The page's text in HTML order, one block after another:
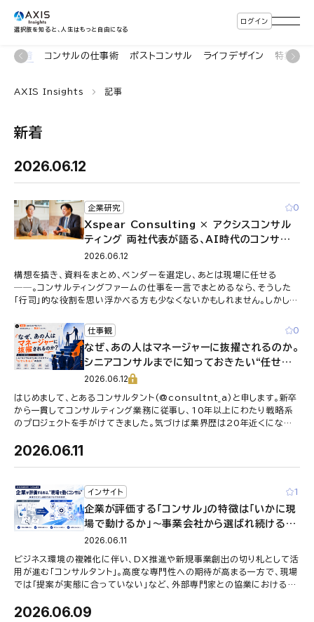
選択肢を知ると、人生はもっと自由になる
ログイン
新着 コンサルの仕事術 ポストコンサル ライフデザイン 特集・連
AXIS Insights 記事
新着
2026.06.12
企業研究 0
Xspear Consulting × アクシスコンサル
ティング 両社代表が語る、AI時代のコンサル
生存戦略
2026.06.12
構想を描き、資料をまとめ、ベンダーを選定し、あとは現場に任せる
──。コンサルティングファームの仕事を一言でまとめるなら、そうした
「行司」的な役割を思い浮かべる方も少なくないかもしれません。しかし、
仕事観 0
なぜ、あの人はマネージャーに抜擢されるのか。
シニアコンサルまでに知っておきたい“任せら
れる人”の条件
2026.06.12
はじめまして、とあるコンサルタント(@consultnt_a)と申します。新卒
から一貫してコンサルティング業務に従事し、10年以上にわたり戦略系
のプロジェクトを手がけてきました。気づけば業界歴は20年近くになり
2026.06.11
インサイト 1
企業が評価する「コンサル」の特徴は「いかに現
場で動けるか」〜事業会社から選ばれ続けるプ
ロフェッショナルの要件〜
2026.06.11
ビジネス環境の複雑化に伴い、DX推進や新規事業創出の切り札として活
用が進む「コンサルタント」。高度な専門性への期待が高まる一方で、現場
では「提案が実態に合っていない」など、外部専門家との協業における
2026.06.09